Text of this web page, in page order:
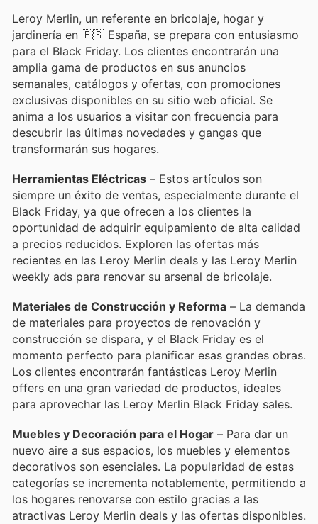
Leroy Merlin, un referente en bricolaje, hogar y
jardinería en 🇪🇸 España, se prepara con entusiasmo
para el Black Friday. Los clientes encontrarán una
amplia gama de productos en sus anuncios
semanales, catálogos y ofertas, con promociones
exclusivas disponibles en su sitio web oficial. Se
anima a los usuarios a visitar con frecuencia para
descubrir las últimas novedades y gangas que
transformarán sus hogares.
Herramientas Eléctricas – Estos artículos son
siempre un éxito de ventas, especialmente durante el
Black Friday, ya que ofrecen a los clientes la
oportunidad de adquirir equipamiento de alta calidad
a precios reducidos. Exploren las ofertas más
recientes en las Leroy Merlin deals y las Leroy Merlin
weekly ads para renovar su arsenal de bricolaje.
Materiales de Construcción y Reforma – La demanda
de materiales para proyectos de renovación y
construcción se dispara, y el Black Friday es el
momento perfecto para planificar esas grandes obras.
Los clientes encontrarán fantásticas Leroy Merlin
offers en una gran variedad de productos, ideales
para aprovechar las Leroy Merlin Black Friday sales.
Muebles y Decoración para el Hogar – Para dar un
nuevo aire a sus espacios, los muebles y elementos
decorativos son esenciales. La popularidad de estas
categorías se incrementa notablemente, permitiendo a
los hogares renovarse con estilo gracias a las
atractivas Leroy Merlin deals y las ofertas disponibles.